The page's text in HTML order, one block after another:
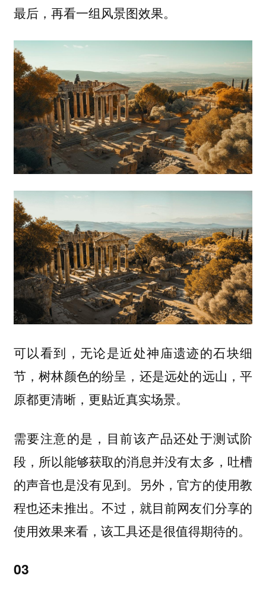
最后，再看一组风景图效果。
可以看到，无论是近处神庙遗迹的石块细
节，树林颜色的纷呈，还是远处的远山，平
原都更清晰，更贴近真实场景。
需要注意的是，目前该产品还处于测试阶
段，所以能够获取的消息并没有太多，吐槽
的声音也是没有见到。另外，官方的使用教
程也还未推出。不过，就目前网友们分享的
使用效果来看，该工具还是很值得期待的。
03